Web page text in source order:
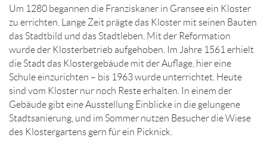
Um 1280 begannen die Franziskaner in Gransee ein Kloster
zu errichten. Lange Zeit prägte das Kloster mit seinen Bauten
das Stadtbild und das Stadtleben. Mit der Reformation
wurde der Klosterbetrieb aufgehoben. Im Jahre 1561 erhielt
die Stadt das Klostergebäude mit der Auflage, hier eine
Schule einzurichten – bis 1963 wurde unterrichtet. Heute
sind vom Kloster nur noch Reste erhalten. In einem der
Gebäude gibt eine Ausstellung Einblicke in die gelungene
Stadtsanierung, und im Sommer nutzen Besucher die Wiese
des Klostergartens gern für ein Picknick.